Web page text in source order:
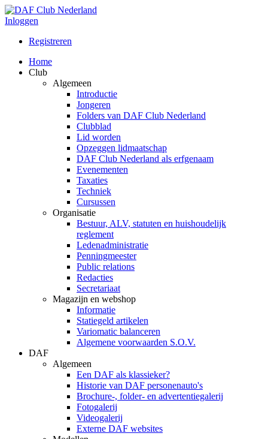
Inloggen
Registreren
Home
Club
Algemeen
Introductie
Jongeren
Folders van DAF Club Nederland
Clubblad
Lid worden
Opzeggen lidmaatschap
DAF Club Nederland als erfgenaam
Evenementen
Taxaties
Techniek
Cursussen
Organisatie
Bestuur, ALV, statuten en huishoudelijk
reglement
Ledenadministratie
Penningmeester
Public relations
Redacties
Secretariaat
Magazijn en webshop
Informatie
Statiegeld artikelen
Variomatic balanceren
Algemene voorwaarden S.O.V.
DAF
Algemeen
Een DAF als klassieker?
Historie van DAF personenauto's
Brochure-, folder- en advertentiegalerij
Fotogalerij
Videogalerij
Externe DAF websites